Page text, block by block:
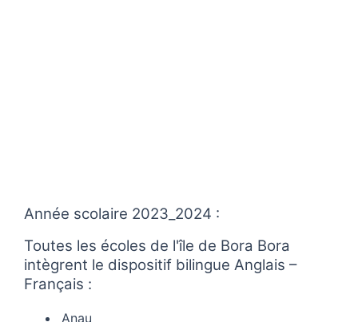
Année scolaire 2023_2024 :
Toutes les écoles de l'île de Bora Bora
intègrent le dispositif bilingue Anglais –
Français :
Anau